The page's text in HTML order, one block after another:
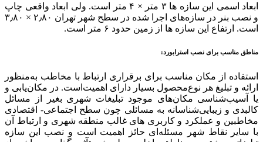
ابعاد اسمی این سازه ها ۳ متر × ۴ متر است. ولی ابعاد واقعی چاپ
و نصب بنر در سازه‌های اجرا شده در سطح شهر تهران ۲٫۸۰ × ۳٫۸۰
است. ارتفاع این سازه ها از زمین حدود ۶ متر است.
مناطق مناسب برای نصب استرابورد:
استفاده از مکان مناسب برای برقراری ارتباط با مخاطب به‌منظور
ارائه و تبلیغ هر نوع‌محصول بسیار دارای اهمیت‌است. در مکان‌یابی و
یا آسیب‌شناسی مکان‌های موجود تبلیغات شهری بغیر از مسائل
کالبدی و زیبایی‌شناسانه به مسائلی چون سطح اجتماعی- اقتصادی
مخاطبین و عملکرد و کاربری‌ های غالب منطقه شهری و ارتباط آن
با سایر نقاط شهر مسئله‌ای حائز اهمیت است و نصب این سازه